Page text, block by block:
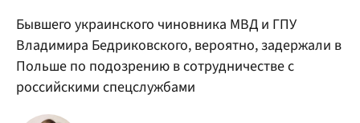
Политика
Бывшего украинского чиновника МВД и ГПУ
Владимира Бедриковского, вероятно, задержали в
Польше по подозрению в сотрудничестве с
российскими спецслужбами